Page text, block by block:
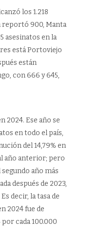
los 1.218
reportó 900, Manta
asesinatos en la
está Portoviejo
están
con 666 y 645,
2024. Ese año se
en todo el país,
del 14,79% en
año anterior; pero
año más
después de 2023,
decir, la tasa de
2024 fue de
cada 100.000